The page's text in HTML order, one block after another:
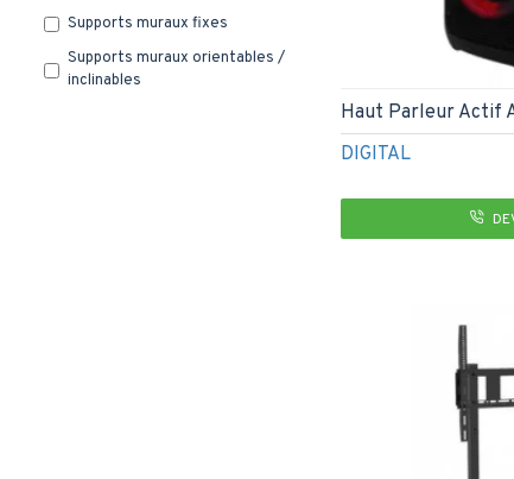
Supports muraux fixes
Supports muraux orientables /
inclinables
DIGITAL
Haut Parleur Actif